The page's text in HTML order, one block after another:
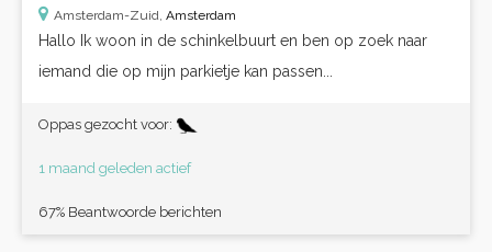
Amsterdam-Zuid, Amsterdam
Hallo Ik woon in de schinkelbuurt en ben op zoek naar
iemand die op mijn parkietje kan passen...
Oppas gezocht voor:
1 maand geleden actief
67% Beantwoorde berichten